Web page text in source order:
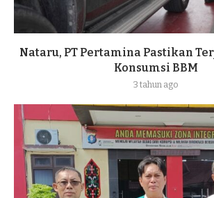
Nataru, PT Pertamina Pastikan
Konsumsi BBM
3 tahun ago